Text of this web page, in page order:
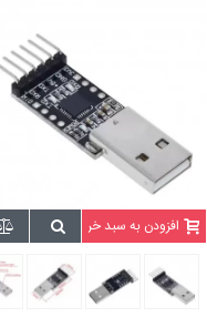
افزودن به سبد خرید